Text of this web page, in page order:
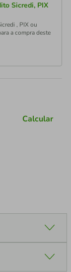
Sicredi, PIX
, PIX ou
a compra deste
Calcular